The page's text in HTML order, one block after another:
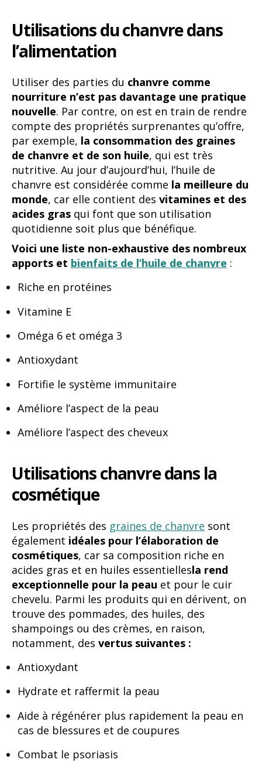
Utilisations du chanvre dans
l’alimentation
Utiliser des parties du chanvre comme
nourriture n’est pas davantage une pratique
nouvelle. Par contre, on est en train de rendre
compte des propriétés surprenantes qu’offre,
par exemple, la consommation des graines
de chanvre et de son huile, qui est très
nutritive. Au jour d’aujourd’hui, l’huile de
chanvre est considérée comme la meilleure du
monde, car elle contient des vitamines et des
acides gras qui font que son utilisation
quotidienne soit plus que bénéfique.
Voici une liste non-exhaustive des nombreux
apports et bienfaits de l’huile de chanvre :
Riche en protéines
Vitamine E
Oméga 6 et oméga 3
Antioxydant
Fortifie le système immunitaire
Améliore l’aspect de la peau
Améliore l’aspect des cheveux
Utilisations chanvre dans la
cosmétique
Les propriétés des graines de chanvre sont
également idéales pour l’élaboration de
cosmétiques, car sa composition riche en
acides gras et en huiles essentiellesla rend
exceptionnelle pour la peau et pour le cuir
chevelu. Parmi les produits qui en dérivent, on
trouve des pommades, des huiles, des
shampoings ou des crèmes, en raison,
notamment, des vertus suivantes :
Antioxydant
Hydrate et raffermit la peau
Aide à régénérer plus rapidement la peau en
cas de blessures et de coupures
Combat le psoriasis